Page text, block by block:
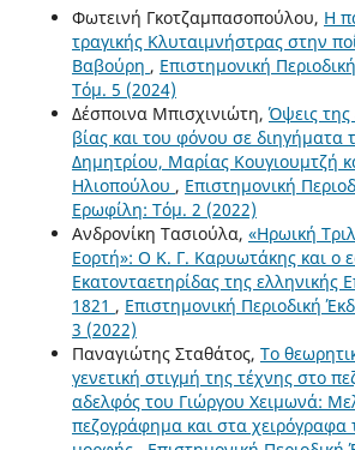
Φωτεινή Γκοτζαμπασοπούλου, Η
τραγικής Κλυταιμνήστρας στην
Βαβούρη , Επιστημονική
Τόμ. 5 (2024)
Δέσποινα Μπισχινιώτη,Όψεις της
βίας και του φόνου σε διηγήματα
Δημητρίου, Μαρίας Κουγιουμτζή
Ηλιοπούλου , Επιστημονική
Ερωφίλη: Τόμ. 2 (2022)
Ανδρονίκη Τασιούλα, «Ηρωική
Εορτή»: Ο Κ. Γ. Καρυωτάκης και ο
Εκατονταετηρίδας της ελληνικής
1821 , Επιστημονική Περιοδική
3 (2022)
Παναγιώτης Σταθάτος, Το
γενετική στιγμή της τέχνης στο
αδελφός του Γιώργου Χειμωνά:
πεζογράφημα και στα χειρόγραφα